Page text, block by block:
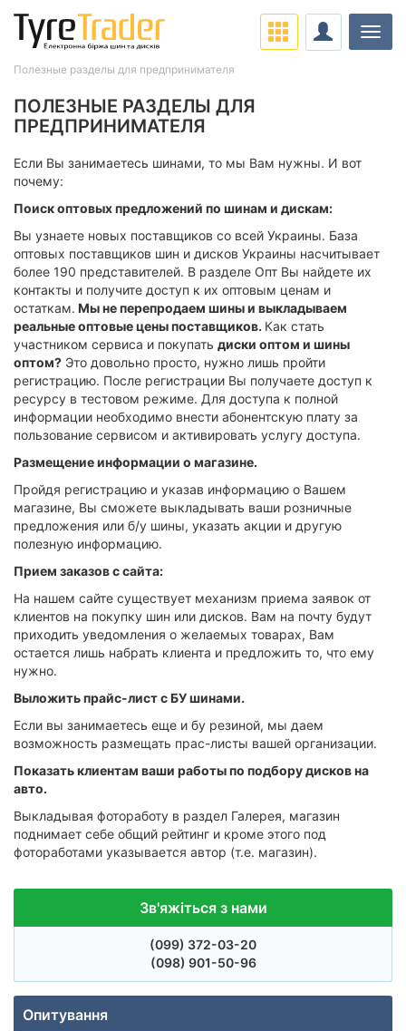
ПОЛЕЗНЫЕ РАЗДЕЛЫ ДЛЯ
ПРЕДПРИНИМАТЕЛЯ
Если Вы занимаетесь шинами, то мы Вам нужны. И вот
почему:
Поиск оптовых предложений по шинам и дискам:
Вы узнаете новых поставщиков со всей Украины. База
оптовых поставщиков шин и дисков Украины насчитывает
более 190 представителей. В разделе Опт Вы найдете их
контакты и получите доступ к их оптовым ценам и
остаткам. Мы не перепродаем шины и выкладываем
реальные оптовые цены поставщиков. Как стать
участником сервиса и покупать диски оптом и шины
оптом? Это довольно просто, нужно лишь пройти
регистрацию. После регистрации Вы получаете доступ к
ресурсу в тестовом режиме. Для доступа к полной
информации необходимо внести абонентскую плату за
пользование сервисом и активировать услугу доступа.
Размещение информации о магазине.
Пройдя регистрацию и указав информацию о Вашем
магазине, Вы сможете выкладывать ваши розничные
предложения или б/у шины, указать акции и другую
полезную информацию.
Прием заказов с сайта:
На нашем сайте существует механизм приема заявок от
клиентов на покупку шин или дисков. Вам на почту будут
приходить уведомления о желаемых товарах, Вам
остается лишь набрать клиента и предложить то, что ему
нужно.
Выложить прайс-лист с БУ шинами.
Если вы занимаетесь еще и бу резиной, мы даем
возможность размещать прас-листы вашей организации.
Показать клиентам ваши работы по подбору дисков на
авто.
Выкладывая фотоработу в раздел Галерея, магазин
поднимает себе общий рейтинг и кроме этого под
фотоработами указывается автор (т.е. магазин).
Полезные разделы для предпринимателя
Зв'яжіться з нами
(099) 372-03-20
(098) 901-50-96
Опитування